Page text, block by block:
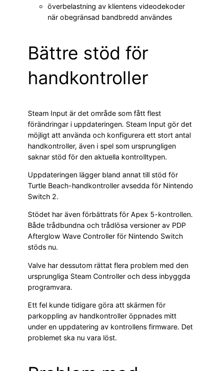
överbelastning av klientens videodekoder
när obegränsad bandbredd användes
Bättre stöd för
handkontroller
Steam Input är det område som fått flest
förändringar i uppdateringen. Steam Input gör det
möjligt att använda och konfigurera ett stort antal
handkontroller, även i spel som ursprungligen
saknar stöd för den aktuella kontrolltypen.
Uppdateringen lägger bland annat till stöd för
Turtle Beach-handkontroller avsedda för Nintendo
Switch 2.
Stödet har även förbättrats för Apex 5-kontrollen.
Både trådbundna och trådlösa versioner av PDP
Afterglow Wave Controller för Nintendo Switch
stöds nu.
Valve har dessutom rättat flera problem med den
ursprungliga Steam Controller och dess inbyggda
programvara.
Ett fel kunde tidigare göra att skärmen för
parkoppling av handkontroller öppnades mitt
under en uppdatering av kontrollens firmware. Det
problemet ska nu vara löst.